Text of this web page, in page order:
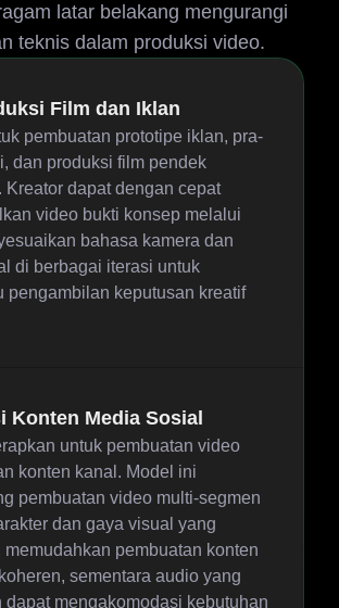
latar belakang mengurangi
teknis dalam produksi video.
Film dan Iklan
pembuatan prototipe iklan, pra-
dan produksi film pendek
Kreator dapat dengan cepat
video bukti konsep melalui
bahasa kamera dan
di berbagai iterasi untuk
pengambilan keputusan kreatif
Konten Media Sosial
untuk pembuatan video
konten kanal. Model ini
pembuatan video multi-segmen
dan gaya visual yang
memudahkan pembuatan konten
sementara audio yang
dapat mengakomodasi kebutuhan